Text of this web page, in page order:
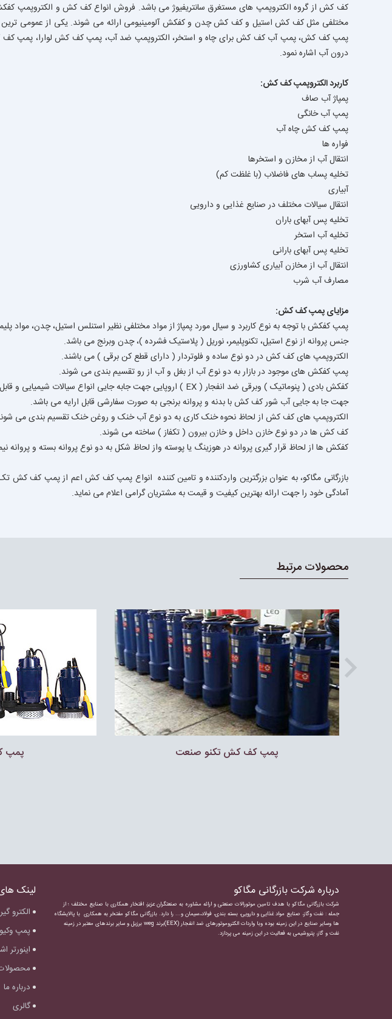
کف کش از گروه الکتروپمپ های مستغرق سانتریفیوژ می باشد. فروش انواع کف کش و الکتروپمپ
مختلفی مثل کف کش استیل و کف کش چدن و کفکش آلومینیومی ارائه می شوند. یکی از عمومی
پمپ کف کش، پمپ آب کف کش برای چاه و استخر، الکتروپمپ ضد آب، پمپ کف کش لوارا، پمپ
درون آب اشاره نمود.
کاربرد الکتروپمپ کف کش:
پمپاژ آب صاف
پمپ آب خانگی
پمپ کف کش چاه آب
فواره ها
انتقال آب از مخازن و استخرها
تخلیه پساب های فاضلاب (با غلظت کم)
آبیاری
انتقال سیالات مختلف در صنایع غذایی و دارویی
تخلیه پس آبهای باران
تخلیه آب استخر
تخلیه پس آبهای بارانی
انتقال آب از مخازن آبیاری کشاورزی
مصارف آب شرب
مزایای پمپ کف کش:
پمپ کفکش با توجه به نوع کاربرد و سيال مورد پمپاژ از مواد مختلفی نظیر استنلس استیل، چدن، مواد
جنس پروانه از نوع استیل، تکنوپلیمر، نوریل ( پلاستیک فشرده )، چدن وبرنج می باشد.
الکتروپمپ های کف کش در دو نوع ساده و فلوتردار ( دارای قطع کن برقی ) می باشند.
پمپ کفکش های موجود در بازار به دو نوع آب از بغل و آب از رو تقسیم بندی می شوند.
کفکش بادی ( پنوماتیک ) وبرقی ضد انفجار ( EX ) اروپایی جهت جابه جایی انواع سیالات شیمیایی و قابل اشتعال و انفجار و انواع مشتقات نفتی با بدنه چدن و قابل ارایه است.
جهت جا به جایی آب شور کف کش با بدنه و پروانه برنجی به صورت سفارشی قابل ارایه می باشد.
الکتروپمپ های کف کش از لحاظ نحوه خنک کاری به دو نوع آب خنک و روغن خنک تقسیم بندی می
کف کش ها در دو نوع خازن داخل و خازن بیرون ( تکفاز ) ساخته می شوند.
کفکش ها از لحاظ قرار گیری پروانه در هوزینگ یا پوسته واز لحاظ شکل به دو نوع پروانه بسته و
بازرگانى مگاكو، به عنوان بزرگترین واردکننده و تامین کننده انواع پمپ کف کش اعم از پمپ کف
آمادگی خود را جهت ارائه بهترین کیفیت و قیمت به مشتریان گرامی اعلام می نماید.
محصولات مرتبط
پمپ پمپ كف كش تكنو صنعت
درباره شرکت بازرگانی مگاکو
شرکت بازرگانی مگاکو با هدف تامین موتورالات صنعتی و ارائه مشاوره به صنعتگران عزیز، افتخار همکاری با صنایع مختلف ؛ از
جمله : نفت وگاز، صنایع مواد غذایی و دارویی، بسته بندی، فولاد،،سیمان و... را دارد. بازرگانی مگاکو مفتخر به همکاری با پالایشگاه
ها وسایر صنایع در این زمینه بوده وبا واردات الکتروموتورهای ضد انفجار
(EEX)برند weg برزیل و سایر برندهای معتبر در زمینه
نفت و گاز، پتروشیمی به فعالیت در این زمینه می پردازد.
لینک
الکترو
پمپ
اینورتر
درباره ما
گالری